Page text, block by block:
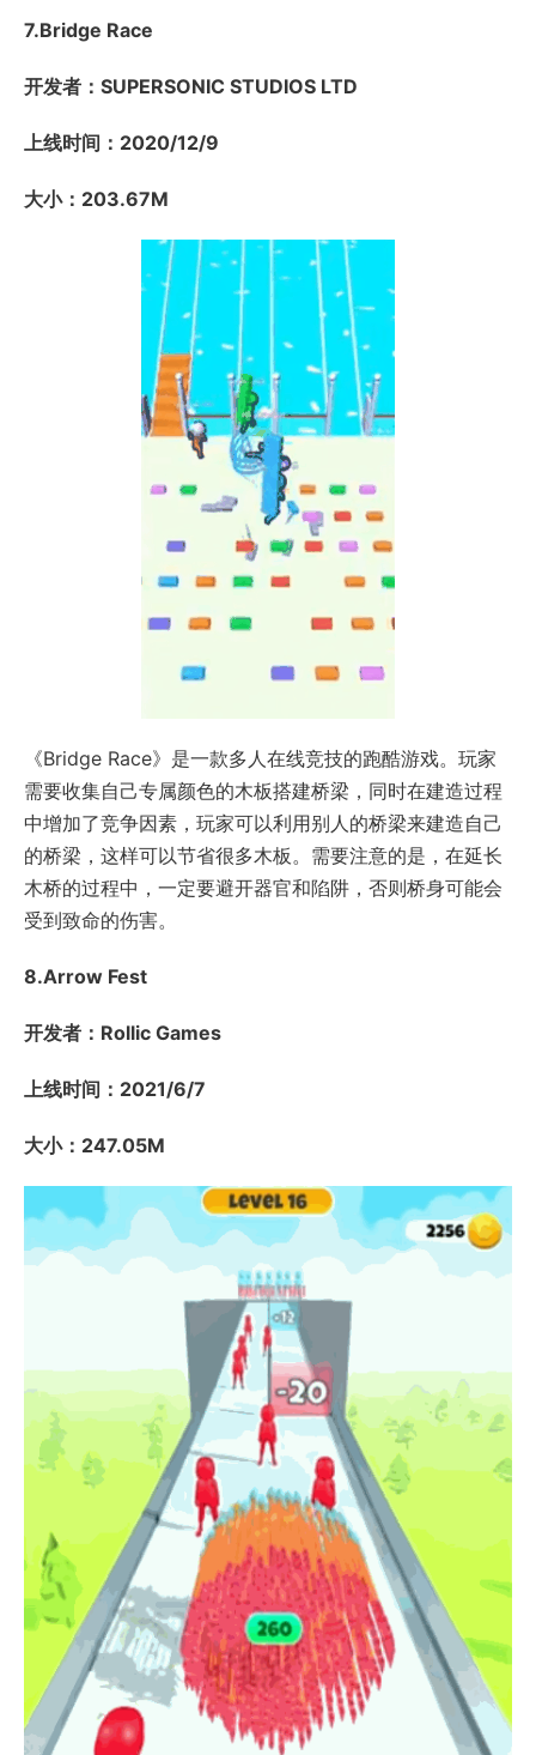
7.Bridge Race
开发者：SUPERSONIC STUDIOS LTD
上线时间：2020/12/9
大小：203.67M
《Bridge Race》是一款多人在线竞技的跑酷游戏。玩家
需要收集自己专属颜色的木板搭建桥梁，同时在建造过程
中增加了竞争因素，玩家可以利用别人的桥梁来建造自己
的桥梁，这样可以节省很多木板。需要注意的是，在延长
木桥的过程中，一定要避开器官和陷阱，否则桥身可能会
受到致命的伤害。
8.Arrow Fest
开发者：Rollic Games
上线时间：2021/6/7
大小：247.05M